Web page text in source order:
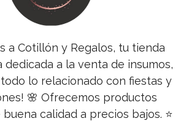
a Cotillón y Regalos, tu tienda
dedicada a la venta de insumos,
lo relacionado con fiestas y
🌸 Ofrecemos productos
calidad a precios bajos. ⭐